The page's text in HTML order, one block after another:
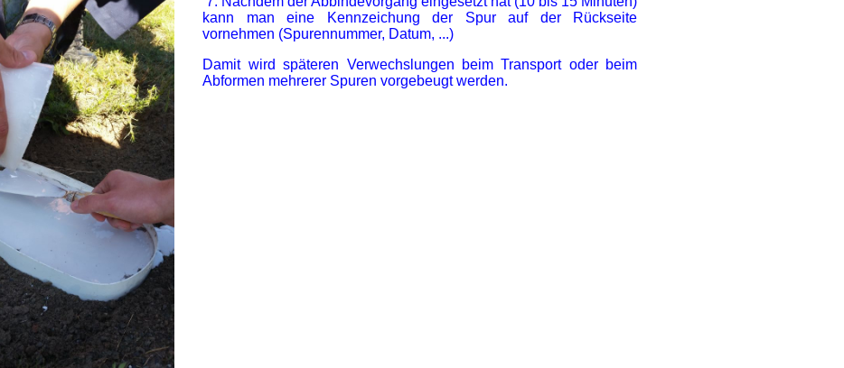
kann man eine Kennzeichung der Spur auf der Rückseite
vornehmen (Spurennummer, Datum, ...)
Damit wird späteren Verwechslungen beim Transport oder beim
Abformen mehrerer Spuren vorgebeugt werden.